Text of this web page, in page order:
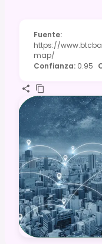
Fuente:
https://
map/
Confianza: 0.95